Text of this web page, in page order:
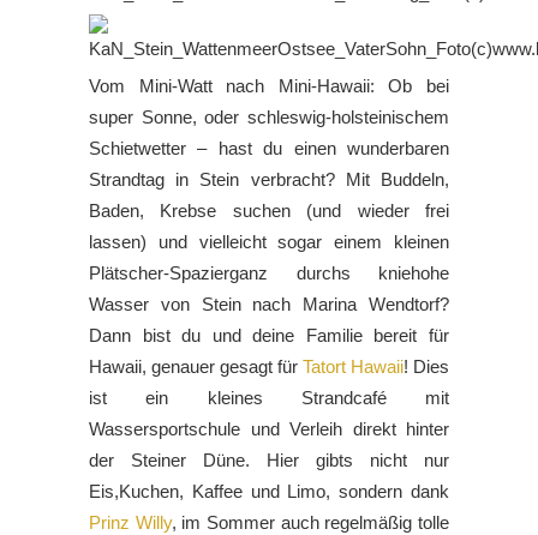
Vom Mini-Watt nach Mini-Hawaii: Ob bei
super Sonne, oder schleswig-holsteinischem
Schietwetter – hast du einen wunderbaren
Strandtag in Stein verbracht? Mit Buddeln,
Baden, Krebse suchen (und wieder frei
lassen) und vielleicht sogar einem kleinen
Plätscher-Spazierganz durchs kniehohe
Wasser von Stein nach Marina Wendtorf?
Dann bist du und deine Familie bereit für
Hawaii, genauer gesagt für Tatort Hawaii! Dies
ist ein kleines Strandcafé mit
Wassersportschule und Verleih direkt hinter
der Steiner Düne. Hier gibts nicht nur
Eis,Kuchen, Kaffee und Limo, sondern dank
Prinz Willy, im Sommer auch regelmäßig tolle